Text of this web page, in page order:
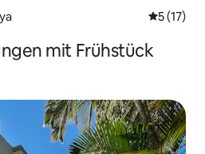
5 (17)
mit Frühstück